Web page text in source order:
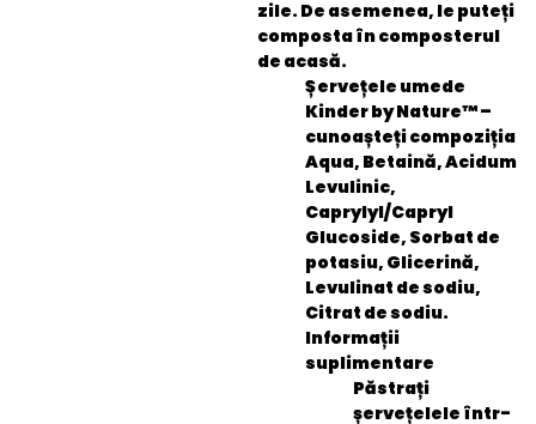
zile. De asemenea, le puteți
composta în composterul
de acasă.
Șervețele umede
Kinder by Nature™ –
cunoașteți compoziția
Aqua, Betaină, Acidum
Levulinic,
Caprylyl/Capryl
Glucoside, Sorbat de
potasiu, Glicerină,
Levulinat de sodiu,
Citrat de sodiu.
Informații
suplimentare
Păstrați
șervețelele într-